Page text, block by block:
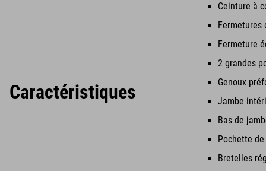
Caractéristiques
Ceinture à
Fermetures
Fermeture
2 grandes
Genoux
Jambe
Bas de
Pochette
Bretelles